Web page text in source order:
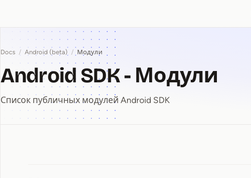
Docs / Android (beta) / Модули
Android SDK - Модули
Список публичных модулей Android SDK